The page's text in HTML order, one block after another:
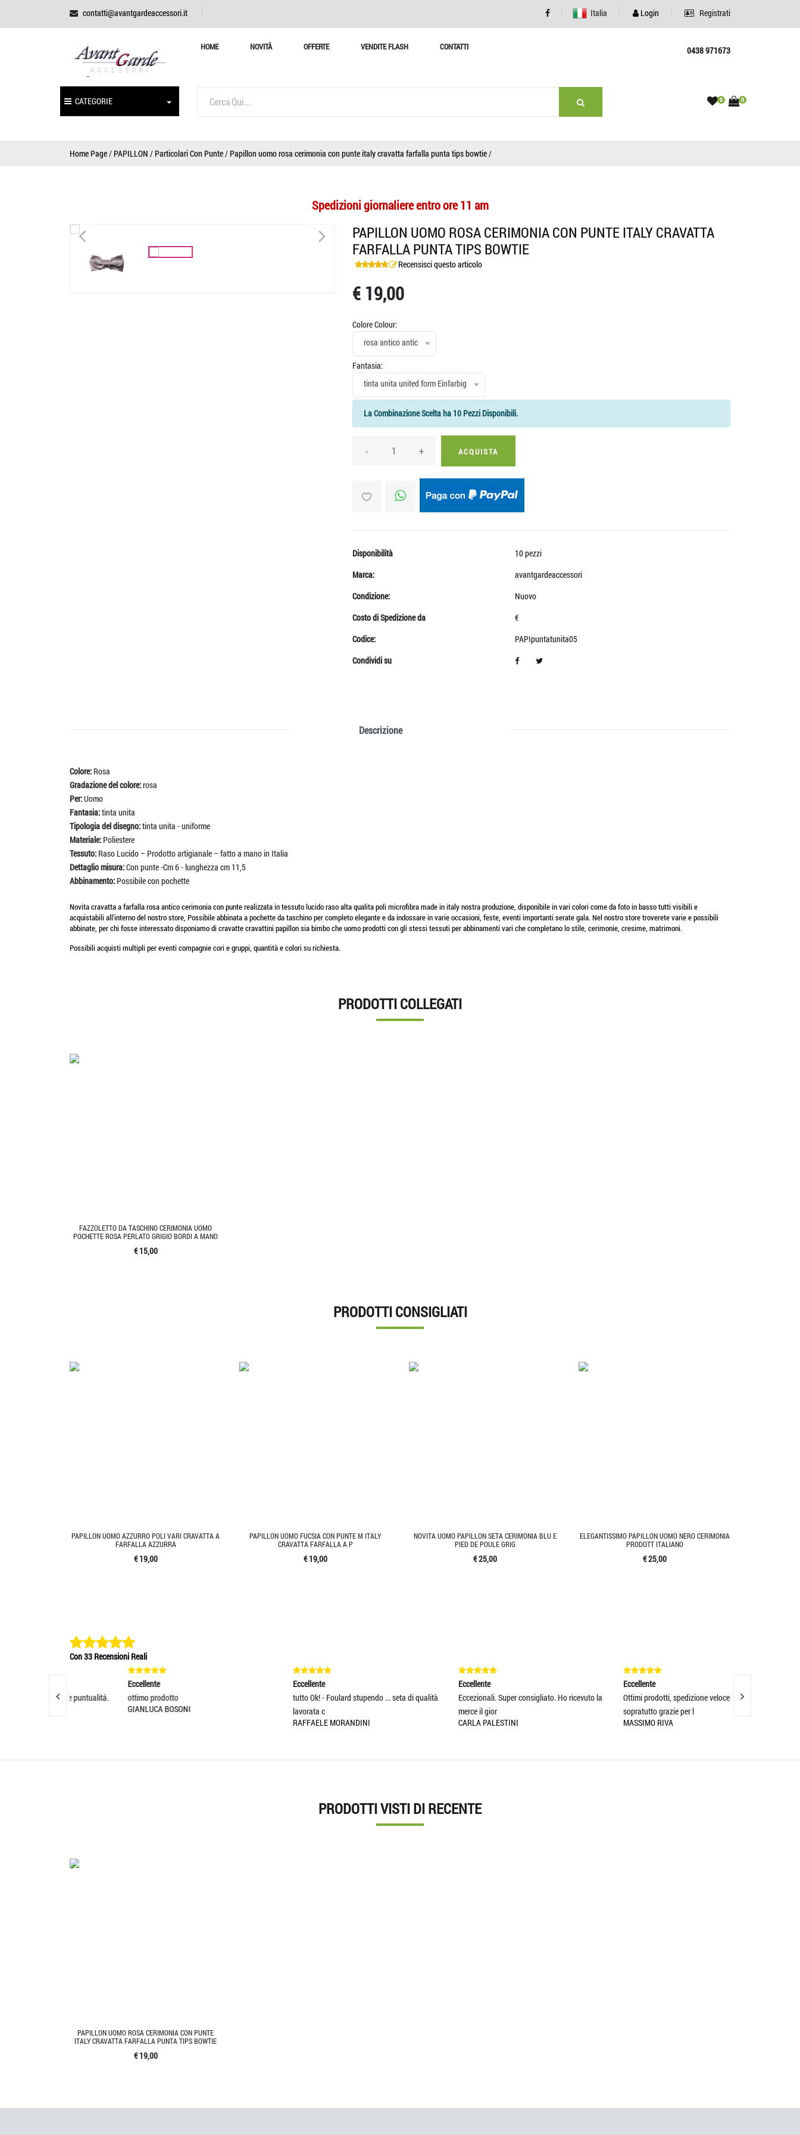
contatti@avantgardeaccessori.it Italia Login Registrati
HOME NOVITÀ OFFERTE VENDITE FLASH CONTATTI 0438 971673
CATEGORIE 0 0
Home Page/ PAPILLON / Particolari Con Punte/ Papillon uomo rosa cerimonia con punte italy cravatta farfalla punta tips bowtie/
Spedizioni giornaliere entro ore 11 am
< >
PAPILLON UOMO ROSA CERIMONIA CON PUNTE ITALY CRAVATTA
FARFALLA PUNTA TIPS BOWTIE
Recensisci questo articolo
€ 19,00
Colore Colour:
rosa antico antic
Fantasia:
tinta unita united form Einfarbig
La Combinazione Scelta ha 10 Pezzi Disponibili.
- + ACQUISTA
Disponibilità
10 pezzi
Marca:
avantgardeaccessori
Condizione:
Nuovo
Costo di Spedizione da
€
Codice:
PAPIpuntatunita05
Condividi su
Descrizione
Colore: Rosa
Gradazione del colore:rosa
Per:Uomo
Fantasia:tinta unita
Tipologia del disegno:tinta unita - uniforme
Materiale: Poliestere
Tessuto: Raso Lucido – Prodotto artigianale – fatto a mano in Italia
Dettaglio misura:Con punte -Cm 6 - lunghezza cm 11,5
Abbinamento: Possibile con pochette
Novita cravatta a farfalla rosa antico cerimonia con punte realizzata in tessuto lucido raso alta qualita poli microfibra made in italy nostra produzione, disponibile in vari colori come da foto in basso tutti visibili e
acquistabili all'interno del nostro store, Possibile abbinata a pochette da taschino per completo elegante e da indossare in varie occasioni, feste, eventi importanti serate gala. Nel nostro store troverete varie e possibili
abbinate, per chi fosse interessato disponiamo di cravatte cravattini papillon sia bimbo che uomo prodotti con gli stessi tessuti per abbinamenti vari che completano lo stile, cerimonie, cresime, matrimoni.
Possibili acquisti multipli per eventi compagnie cori e gruppi, quantità e colori su richiesta.
PRODOTTI COLLEGATI
FAZZOLETTO DA TASCHINO CERIMONIA UOMO
POCHETTE ROSA PERLATO GRIGIO BORDI A MANO
€ 15,00
PRODOTTI CONSIGLIATI
PAPILLON UOMO AZZURRO POLI VARI CRAVATTA A
FARFALLA AZZURRA
€ 19,00
PAPILLON UOMO FUCSIA CON PUNTE M ITALY
CRAVATTA FARFALLA A P
€ 19,00
NOVITA UOMO PAPILLON SETA CERIMONIA BLU E
PIED DE POULE GRIG
€ 25,00
ELEGANTISSIMO PAPILLON UOMO NERO CERIMONIA
PRODOTT ITALIANO
€ 25,00
Con 33 Recensioni Reali
e puntualitá.
ottimo prodotto
GIANLUCA BOSONI
tutto Ok! - Foulard stupendo ... seta di qualità
RAFFAELE MORANDINI
Eccezionali. Super consigliato. Ho ricevuto la
CARLA PALESTINI
Ottimi prodotti, spedizione veloce e
sopratutto grazie per l
MASSIMO RIVA
Estrema
PRODOTTI VISTI DI RECENTE
'.'
PAPILLON UOMO ROSA CERIMONIA CON PUNTE
ITALY CRAVATTA FARFALLA PUNTA TIPS BOWTIE
€ 19,00